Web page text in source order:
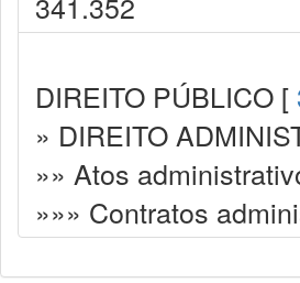
DIREITO PÚBLICO [
» DIREITO
»» Atos
»»» Contratos